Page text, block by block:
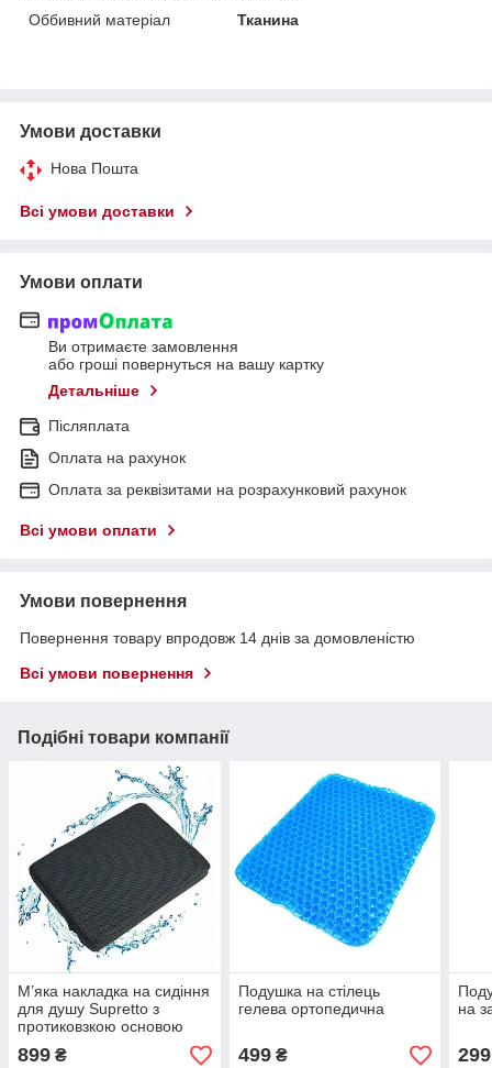
Оббивний матеріал
Тканина
Умови доставки
Нова Пошта
Всі умови доставки
Умови оплати
Ви отримаєте замовлення
або гроші повернуться на вашу картку
Детальніше
Післяплата
Оплата на рахунок
Оплата за реквізитами на розрахунковий рахунок
Всі умови оплати
Умови повернення
Повернення товару впродовж 14 днів за домовленістю
Всі умови повернення
Подібні товари компанії
М’яка накладка на сидіння
для душу Supretto з
протиковзкою основою
899 ₴
Подушка на стілець
гелева ортопедична
499₴
на
299